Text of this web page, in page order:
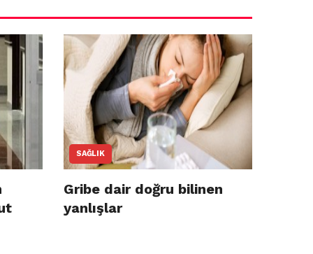
SAĞLIK
Gribe dair doğru bilinen
yanlışlar